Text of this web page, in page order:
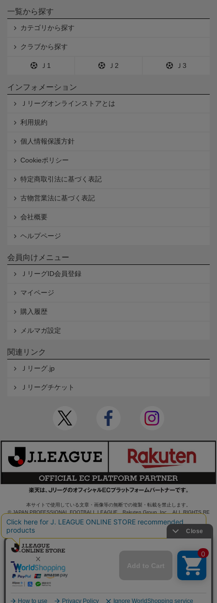
一覧から探す
カテゴリから探す
クラブから探す
Ｊ1 Ｊ2 Ｊ3
インフォメーション
Ｊリーグオンラインストアとは
利用規約
個人情報保護方針
Cookieポリシー
特定商取引法に基づく表記
古物営業法に基づく表記
会社概要
ヘルプページ
会員向けメニュー
ＪリーグID会員登録
マイページ
購入履歴
メルマガ設定
関連リンク
Ｊリーグ.jp
Ｊリーグチケット
本サイトで使用している文章・画像等の無断での複製・転載を禁止します。
© JAPAN PROFESSIONAL FOOTBALL LEAGUE Rakuten Group, Inc. ALL RIGHTS RE
SERVED.